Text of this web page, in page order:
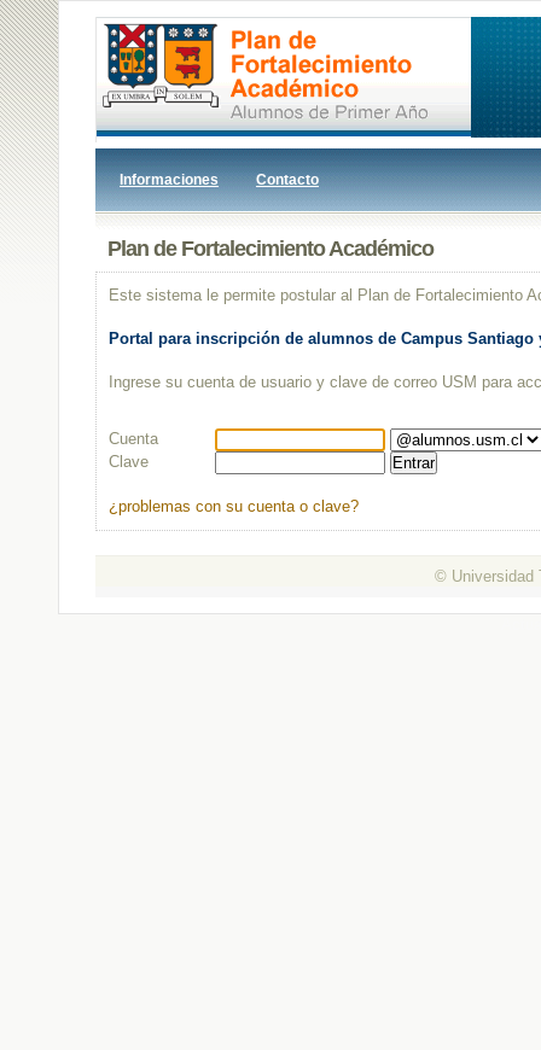
Informaciones Contacto
Plan de Fortalecimiento Académico
Este sistema le permite postular al Plan de Fortalecimiento
Portal para inscripción de alumnos de Campus Santiago
Ingrese su cuenta de usuario y clave de correo USM para
Cuenta
Clave
¿problemas con su cuenta o clave?
© Universidad